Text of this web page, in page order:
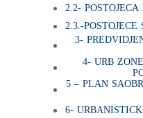
2.2-
2.3.-POSTOJECE
3-
4- URB
5 – PLAN
6-